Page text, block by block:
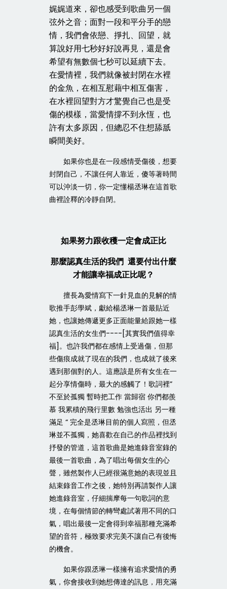
娓娓道來，卻也感受到歌曲另一個
弦外之音；面對一段和平分手的戀
情，我們會依戀、掙扎、回望，就
算說好用七秒好好說再見，還是會
希望有無數個七秒可以延續下去。
在愛情裡，我們就像被封閉在水裡
的金魚，在相互慰藉中相互傷害，
在水裡回望對方才驚覺自己也是受
傷的模樣，當愛情撐不到永恆，也
許有太多原因，但總忍不住想舔舐
瞬間美好。
如果你也是在一段感情受傷後，想要
封閉自己，不讓任何人靠近，傻等著時間
可以沖淡一切，你一定懂楊丞琳在這首歌
曲裡詮釋的冷靜自閉。
如果努力跟收穫一定會成正比
那麼認真生活的我們 還要付出什麼
才能讓幸福成正比呢？
擅長為愛情寫下一針見血的見解的情
歌推手彭學斌，獻給楊丞琳一首最貼近
她，也讓她傳遞更多正面能量給跟她一樣
認真生活的女生們----[其實我們值得幸
福]。也許我們都在感情上受過傷，但那
些傷痕成就了現在的我們，也成就了後來
遇到那個對的人。這應該是所有女生在一
起分享情傷時，最大的感觸了！歌詞裡”
不至於孤獨 暫時把工作 當歸宿 你們都羨
慕 我累積的飛行里數 勉強也活出 另一種
滿足 “ 完全是丞琳目前的個人寫照，但丞
琳並不孤獨，她喜歡在自己的作品裡找到
抒發的管道，這首歌曲是她進錄音室錄的
最後一首歌曲，為了唱出每個女生的心
聲，雖然製作人已經很滿意她的表現並且
結束錄音工作之後，她特別再請製作人讓
她進錄音室，仔細揣摩每一句歌詞的意
境，在每個情節的轉彎處試著用不同的口
氣，唱出最後一定會得到幸福那種充滿希
望的音符，極致要求完美不讓自己有後悔
的機會。
如果你跟丞琳一樣擁有追求愛情的勇
氣，你會接收到她想傳達的訊息，用充滿